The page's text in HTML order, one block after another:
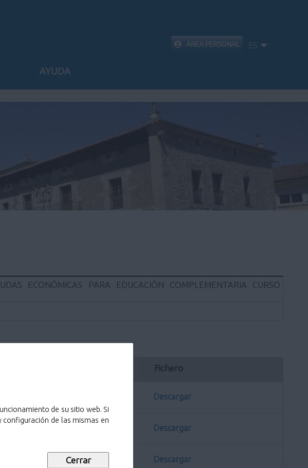
de su sitio web. Si
de las mismas en
AYUDA
ÁREA PERSONAL ES
ECONÓMICAS PARA EDUCACIÓN COMPLEMENTARIA CURSO
Fichero
Descargar
Descargar
Descargar